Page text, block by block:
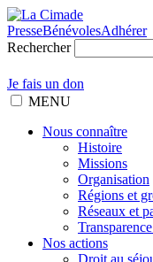
PresseBénévolesAdhérer
Rechercher
Je fais un don
MENU
Nous connaître
Histoire
Missions
Organisation
Régions et
Réseaux et
Nos actions
Droit au